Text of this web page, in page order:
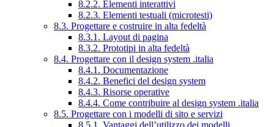
8.2.2. Elementi interattivi
8.2.3. Elementi testuali (microtesti)
8.3. Progettare e costruire in alta fedeltà
8.3.1. Layout di pagina
8.3.2. Prototipi in alta fedeltà
8.4. Progettare con il design system .italia
8.4.1. Documentazione
8.4.2. Benefici del design system
8.4.3. Risorse operative
8.4.4. Come contribuire al design system .italia
8.5. Progettare con i modelli di sito e servizi
8.5.1. Vantaggi dell’utilizzo dei modelli